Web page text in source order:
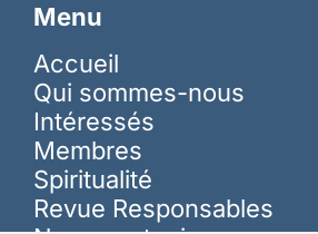
Menu
Accueil
Qui sommes-nous
Intéressés
Membres
Spiritualité
Revue Responsables